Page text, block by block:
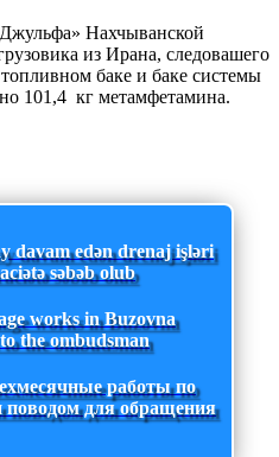
Нахчыванской
из Ирана, следовашего
баке и баке системы
101,4 кг метамфетамина.
davam edən drenaj işləri
səbəb olub
works in Buzovna
the ombudsman
работы по
поводом для обращения